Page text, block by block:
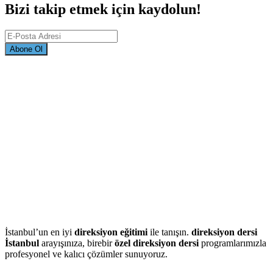
Bizi takip etmek için kaydolun!
Abone Ol
İstanbul’un en iyi direksiyon eğitimi ile tanışın. direksiyon dersi
İstanbul arayışınıza, birebirözel direksiyon dersi programlarımızla
profesyonel ve kalıcı çözümler sunuyoruz.